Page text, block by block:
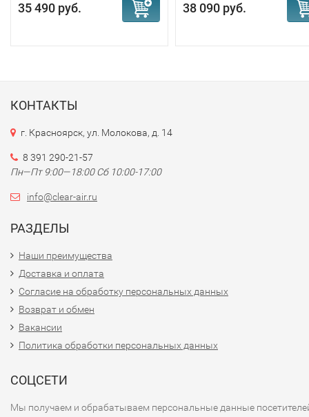
35 490 руб. 38 090 руб.
КОНТАКТЫ
г. Красноярск, ул. Молокова, д. 14
8 391 290-21-57
Пн—Пт 9:00—18:00 Сб 10:00-17:00
info@clear-air.ru
РАЗДЕЛЫ
Наши преимущества
Доставка и оплата
Согласие на обработку персональных данных
Возврат и обмен
Вакансии
Политика обработки персональных данных
СОЦСЕТИ
Мы получаем и обрабатываем персональные данные